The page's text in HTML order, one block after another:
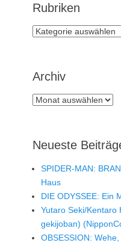
Rubriken
Rubriken
Archiv
Archiv
Neueste
SPIDER-MAN:
Haus
DIE ODYSSEE: Ein
Yutaro Seki/Kentaro
gekijoban)
OBSESSION: